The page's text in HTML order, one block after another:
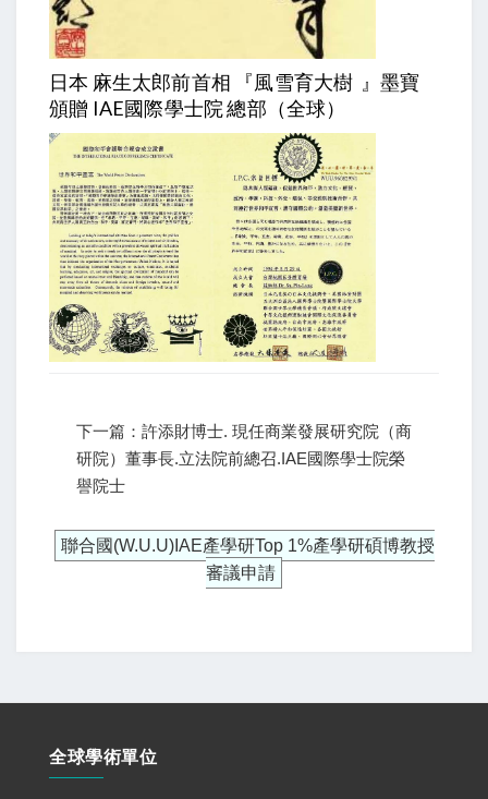
日本 麻生太郎前首相 『風雪育大樹 』墨寶
頒贈 IAE國際學士院 總部（全球）
下一篇：許添財博士. 現任商業發展研究院（商
研院）董事長.立法院前總召.IAE國際學士院榮
譽院士
聯合國(W.U.U)IAE產學研Top 1%產學研碩博教授
審議申請
全球學術單位